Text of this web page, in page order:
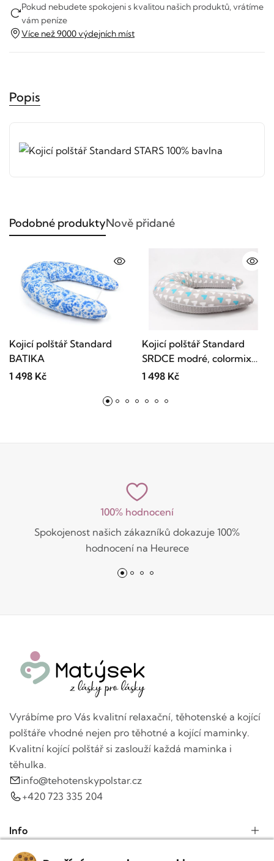
Pokud nebudete spokojeni s kvalitou našich produktů, vrátíme
vám peníze
Více než 9000 výdejních míst
Popis
Podobné produktyNově přidané
Kojicí polštář Standard
BATIKA
1 498 Kč
Kojicí polštář Standard
SRDCE modré, colormix
MINKY
1 498 Kč
100% hodnocení
Spokojenost našich zákazníků dokazuje 100%
hodnocení na Heurece
Vyrábíme pro Vás kvalitní relaxační, těhotenské a kojící
polštáře vhodné nejen pro těhotné a kojící maminky.
Kvalitní kojící polštář si zaslouží každá maminka i
těhulka.
info@tehotenskypolstar.cz
+420 723 335 204
Info